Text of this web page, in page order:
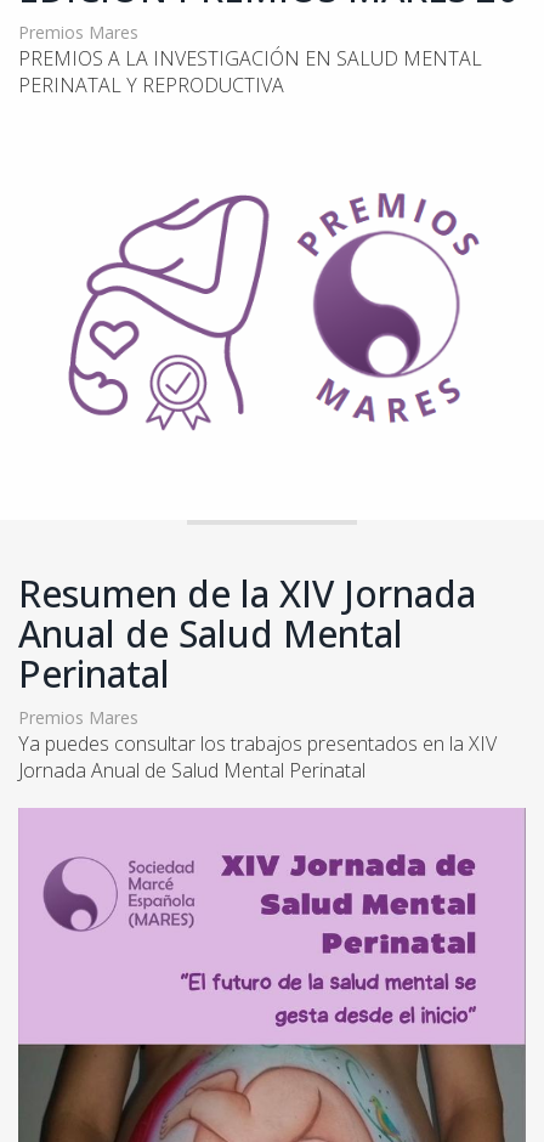
Premios Mares
PREMIOS A LA INVESTIGACIÓN EN SALUD MENTAL
PERINATAL Y REPRODUCTIVA
Resumen de la XIV Jornada
Anual de Salud Mental
Perinatal
Premios Mares
Ya puedes consultar los trabajos presentados en la XIV
Jornada Anual de Salud Mental Perinatal